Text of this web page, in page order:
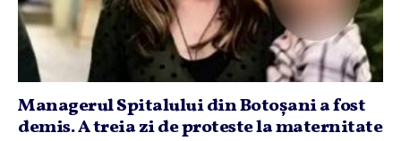
Managerul Spitalului din Botoşani a fost
demis. A treia zi de proteste la maternitate